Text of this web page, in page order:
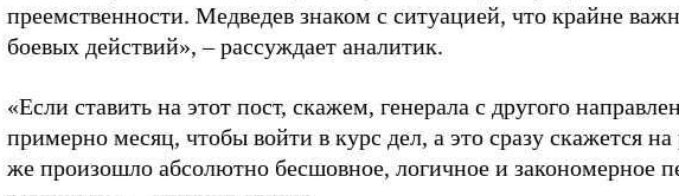
преемственности. Медведев знаком с ситуацией, что крайне
боевых действий», – рассуждает аналитик.
«Если ставить на этот пост, скажем, генерала с другого
примерно месяц, чтобы войти в курс дел, а это сразу скажется на
же произошло абсолютно бесшовное, логичное и закономерное